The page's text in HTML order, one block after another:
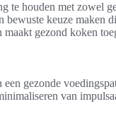
te houden met zowel
bewuste keuze maken
gezond koken
gezonde
van